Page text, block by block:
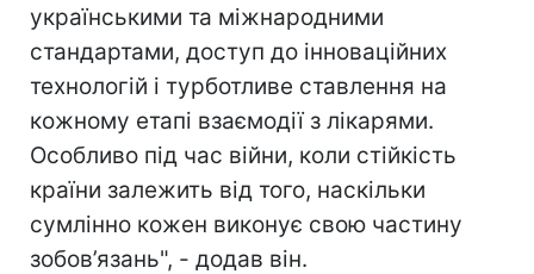
українськими та міжнародними
стандартами, доступ до інноваційних
технологій і турботливе ставлення на
кожному етапі взаємодії з лікарями.
Особливо під час війни, коли стійкість
країни залежить від того, наскільки
сумлінно кожен виконує свою частину
зобов’язань", - додав він.